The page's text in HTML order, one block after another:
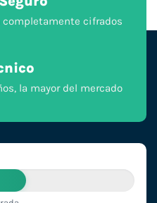
completamente cifrados
la mayor del mercado